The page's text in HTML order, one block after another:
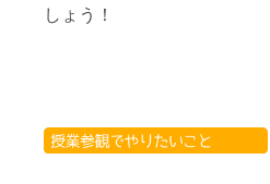
しょう！